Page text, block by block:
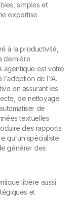
simples et
expertise
à la productivité,
dernière
agentique est votre
l'adoption de l'IA.
en assurant les
de nettoyage
de
textuelles
des rapports
qu'un spécialiste
générer des
libère aussi
et